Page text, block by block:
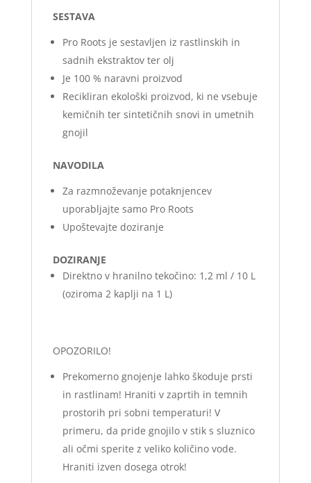
SESTAVA
Pro Roots je sestavljen iz rastlinskih in
sadnih ekstraktov ter olj
Je 100 % naravni proizvod
Recikliran ekološki proizvod, ki ne vsebuje
kemičnih ter sintetičnih snovi in umetnih
gnojil
NAVODILA
Za razmnoževanje potaknjencev
uporabljajte samo Pro Roots
Upoštevajte doziranje
DOZIRANJE
Direktno v hranilno tekočino: 1,2 ml / 10 L
(oziroma 2 kaplji na 1 L)
OPOZORILO!
Prekomerno gnojenje lahko škoduje prsti
in rastlinam! Hraniti v zaprtih in temnih
prostorih pri sobni temperaturi! V
primeru, da pride gnojilo v stik s sluznico
ali očmi sperite z veliko količino vode.
Hraniti izven dosega otrok!